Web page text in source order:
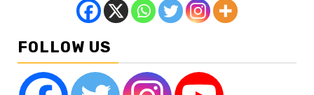
FOLLOW US